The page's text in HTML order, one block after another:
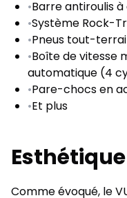
•Barre antiroulis
•Système Rock-
•Pneus tout-
•Boîte de vitesse
automatique (4
•Pare-chocs en
•Et plus
Comme évoqué, le